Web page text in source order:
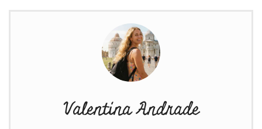
Valentina Andrade